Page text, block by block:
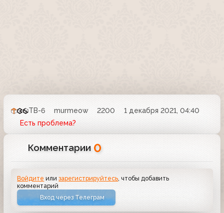
ТВ-6 murmeow 2200
1 декабря 2021, 04:40
Есть проблема?
Комментарии 0
Войдите илизарегистрируйтесь , чтобы добавить
комментарий
Вход через Телеграм